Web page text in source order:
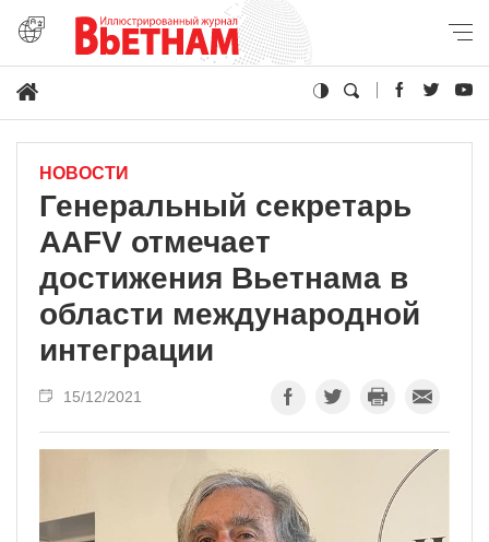
НОВОСТИ
Генеральный секретарь
AAFV отмечает
достижения Вьетнама в
области международной
интеграции
15/12/2021